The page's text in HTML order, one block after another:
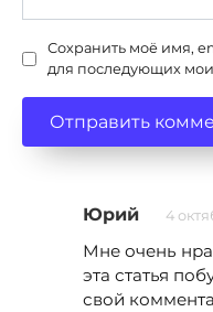
Сохранить моё имя,
для последующих
Юрий 4
Мне очень
эта статья
свой